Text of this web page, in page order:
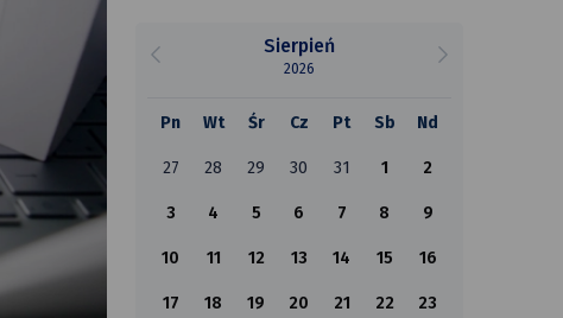
Sierpień
2026
Pn Wt Śr Cz Pt Sb Nd
27 28 29 30 31 1 2
3 4 5 6 7 8 9
10 11 12 13 14 15 16
17 18 19 20 21 22 23